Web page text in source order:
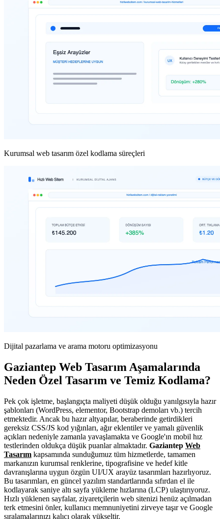
Kurumsal web tasarım özel kodlama süreçleri
Dijital pazarlama ve arama motoru optimizasyonu
Gaziantep Web Tasarım Aşamalarında
Neden Özel Tasarım ve Temiz Kodlama?
Pek çok işletme, başlangıçta maliyeti düşük olduğu yanılgısıyla hazır
şablonları (WordPress, elementor, Bootstrap demoları vb.) tercih
etmektedir. Ancak bu hazır altyapılar, beraberinde getirdikleri
gereksiz CSS/JS kod yığınları, ağır eklentiler ve yamalı güvenlik
açıkları nedeniyle zamanla yavaşlamakta ve Google'ın mobil hız
testlerinden oldukça düşük puanlar almaktadır. Gaziantep Web
Tasarım kapsamında sunduğumuz tüm hizmetlerde, tamamen
markanızın kurumsal renklerine, tipografisine ve hedef kitle
davranışlarına uygun özgün UI/UX arayüz tasarımları hazırlıyoruz.
Bu tasarımları, en güncel yazılım standartlarında sıfırdan el ile
kodlayarak saniye altı sayfa yükleme hızlarına (LCP) ulaştırıyoruz.
Hızlı yüklenen sayfalar, ziyaretçilerin web sitenizi henüz açılmadan
terk etmesini önler, kullanıcı memnuniyetini zirveye taşır ve Google
sıralamalarınızı kalıcı olarak yükseltir.